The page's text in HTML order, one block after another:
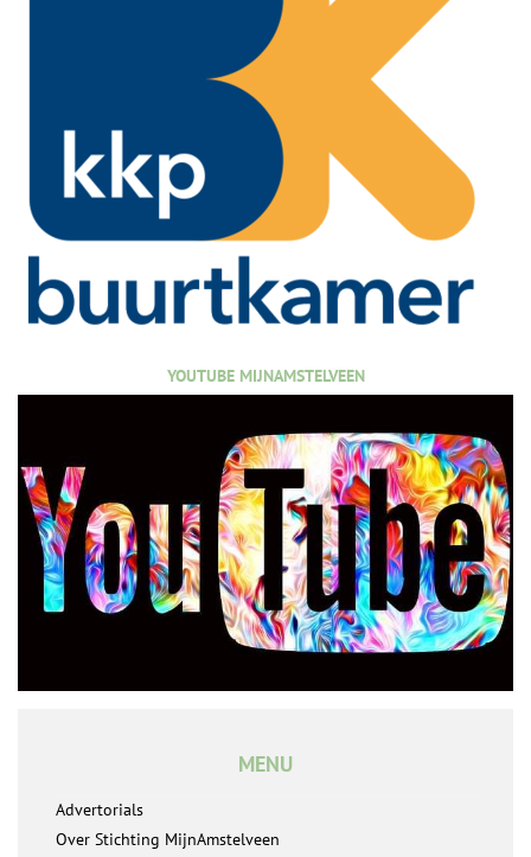
YOUTUBE MIJNAMSTELVEEN
MENU
Advertorials
Over Stichting MijnAmstelveen